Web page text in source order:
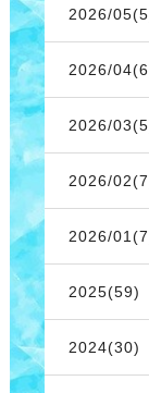
2026/
2026/
2026/
2026/
2026/
2025(59)
2024(30)